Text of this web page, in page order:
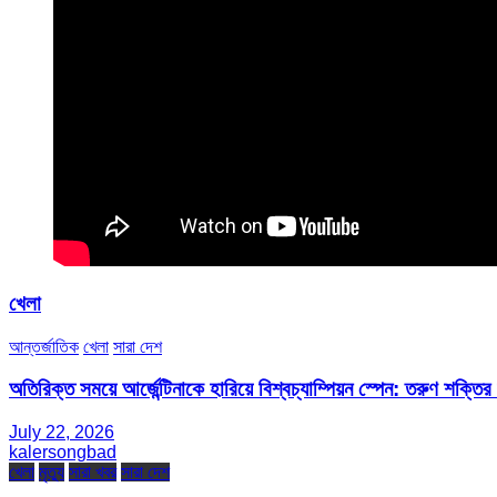
খেলা
আন্তর্জাতিক খেলা সারা দেশ
অতিরিক্ত সময়ে আর্জেন্টিনাকে হারিয়ে বিশ্বচ্যাম্পিয়ন স্পেন: তরুণ
July 22, 2026
kalersongbad
খেলা মৃত্যু সারা খবর সারা দেশ